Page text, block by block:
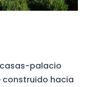
casas-palacio
construido hacia